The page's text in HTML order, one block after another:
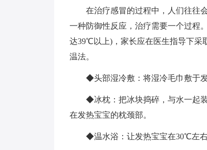
在治疗感冒的过程中，人们往往会
一种防御性反应，治疗需要一个过程
达39℃以上)，家长应在医生指导下采
温法。
◆头部湿冷敷：将湿冷毛巾敷于发
◆冰枕：把冰块捣碎，与水一起装
在发热宝宝的枕颈部。
◆温水浴：让发热宝宝在30℃左右